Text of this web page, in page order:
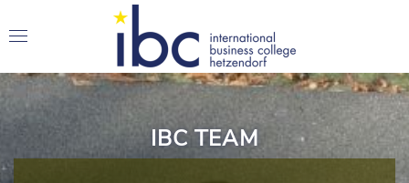
IBC TEAM